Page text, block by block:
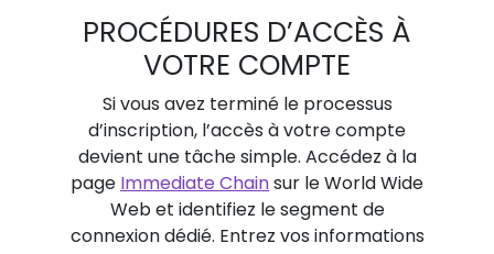
PROCÉDURES D’ACCÈS À
VOTRE COMPTE
Si vous avez terminé le processus
d’inscription, l’accès à votre compte
devient une tâche simple. Accédez à la
page Immediate Chainsur le World Wide
Web et identifiez le segment de
connexion dédié. Entrez vos informations